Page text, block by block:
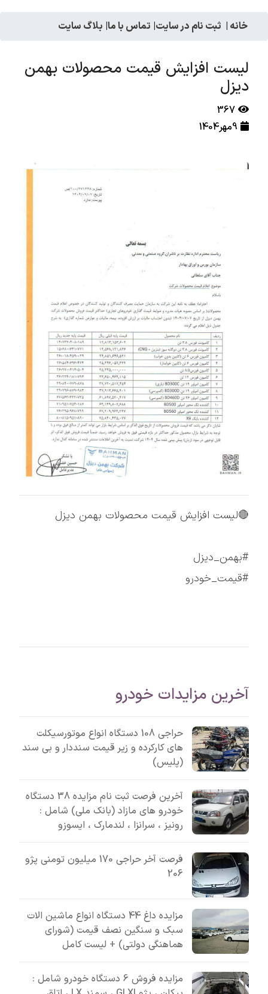
خانه | ثبت نام در سایت| تماس با ما| بلاگ سایت
لیست افزایش قیمت محصولات بهمن
دیزل
367
9مهر1404
🔴لیست افزایش قیمت محصولات بهمن دیزل
#بهمن_دیزل
#قیمت_خودرو
آخرین مزایدات خودرو
حراجی 108 دستگاه انواع موتورسیکلت
های کارکرده و زیر قیمت سنددار و بی سند
(پلیس)
آخرین فرصت ثبت نام مزایده 38 دستگاه
خودرو های مازاد (بانک ملی) شامل :
رونیز ، سرانزا ، لندمارک ، ایسوزو
فرصت آخر حراجی 170 میلیون تومنی پژو
206
مزایده داغ 44 دستگاه انواع ماشین الات
سبک و سنگین نصف قیمت (شورای
هماهنگی دولتی) + لیست کامل
مزایده فروش 6 دستگاه خودرو شامل :